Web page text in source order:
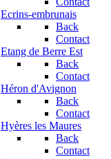
Ecrins-embrunais
Back
Contact
Etang de Berre Est
Back
Contact
Héron d'Avignon
Back
Contact
Hyères les Maures
Back
Contact